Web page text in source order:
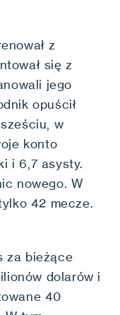
z
się z
jego
opuścił
w
konto
i 6,7 asysty.
nowego. W
42 mecze.
za bieżące
dolarów i
40